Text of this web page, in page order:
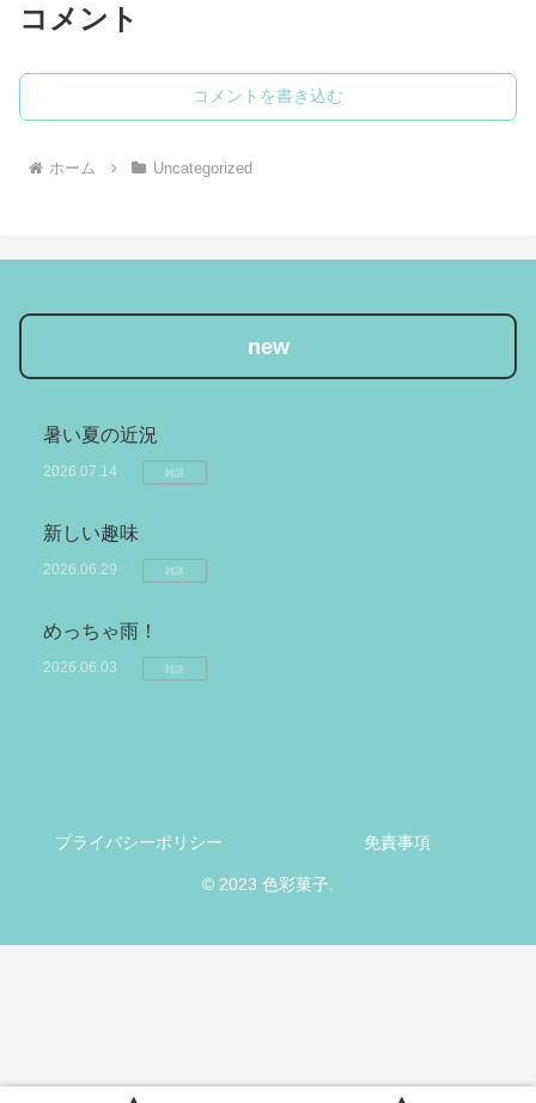
コメント
コメントを書き込む
ホーム Uncategorized
new
暑い夏の近況
2026.07.14 雑談
新しい趣味
2026.06.29 雑談
めっちゃ雨！
2026.06.03 雑談
プライバシーポリシー 免責事項
© 2023 色彩菓子.